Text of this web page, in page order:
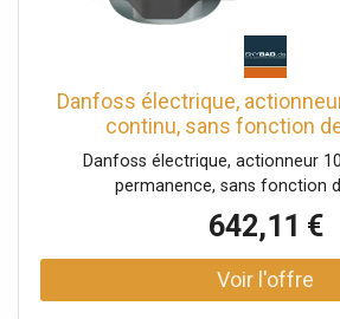
Danfoss électrique,
continu, sans fonction
Danfoss électrique, actionneur
permanence, sans fonction
642,11 €